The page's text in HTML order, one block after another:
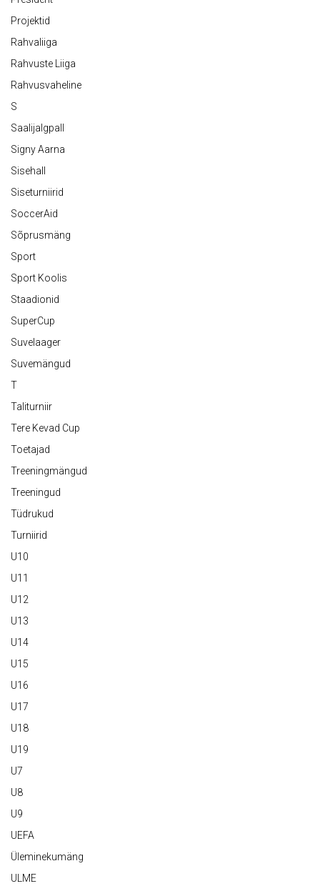
Projektid
Rahvaliiga
Rahvuste Liiga
Rahvusvaheline
S
Saalijalgpall
Signy Aarna
Sisehall
Siseturniirid
SoccerAid
Sõprusmäng
Sport
Sport Koolis
Staadionid
SuperCup
Suvelaager
Suvemängud
T
Taliturniir
Tere Kevad Cup
Toetajad
Treeningmängud
Treeningud
Tüdrukud
Turniirid
U10
U11
U12
U13
U14
U15
U16
U17
U18
U19
U7
U8
U9
UEFA
Üleminekumäng
ULME